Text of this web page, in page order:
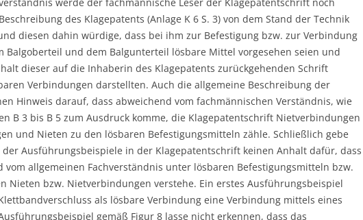
des Klagepatents (Anlage K 6 S. 3) von dem Stand der Technik
diesen dahin würdige, dass bei ihm zur Befestigung bzw. zur Verbindung
Balgoberteil und dem Balgunterteil lösbare Mittel vorgesehen seien und
dieser auf die Inhaberin des Klagepatents zurückgehenden Schrift
Verbindungen darstellten. Auch die allgemeine Beschreibung der
Hinweis darauf, dass abweichend vom fachmännischen Verständnis, wie
B 3 bis B 5 zum Ausdruck komme, die Klagepatentschrift Nietverbindungen
und Nieten zu den lösbaren Befestigungsmitteln zähle. Schließlich gebe
Ausführungsbeispiele in der Klagepatentschrift keinen Anhalt dafür, dass
vom allgemeinen Fachverständnis unter lösbaren Befestigungsmitteln bzw.
Nieten bzw. Nietverbindungen verstehe. Ein erstes Ausführungsbeispiel
als lösbare Verbindung eine Verbindung mittels eines
gemäß Figur 8 lasse nicht erkennen, dass das